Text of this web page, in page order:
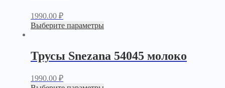
1990.00 ₽
Выберите параметры
Трусы Snezana 54045 молоко
1990.00 ₽